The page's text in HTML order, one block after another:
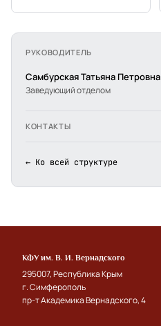
РУКОВОДИТЕЛЬ
Самбурская Татьяна Петровна
Заведующий отделом
КОНТАКТЫ
← Ко всей структуре
КФУ им. В. И. Вернадского
295007, Республика Крым
г. Симферополь
пр-т Академика Вернадского, 4